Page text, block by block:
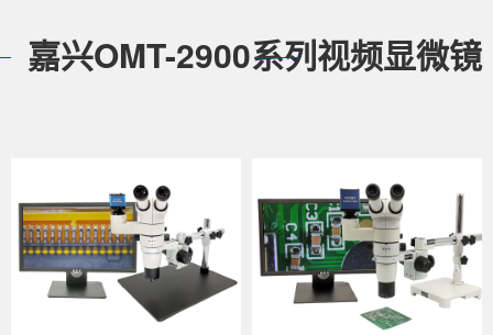
嘉兴OMT-2900系列视频显微镜